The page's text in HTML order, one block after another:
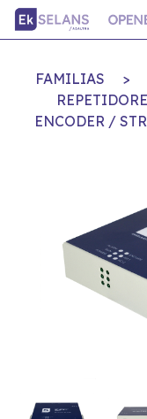
FAMILIAS >
ENCODER /